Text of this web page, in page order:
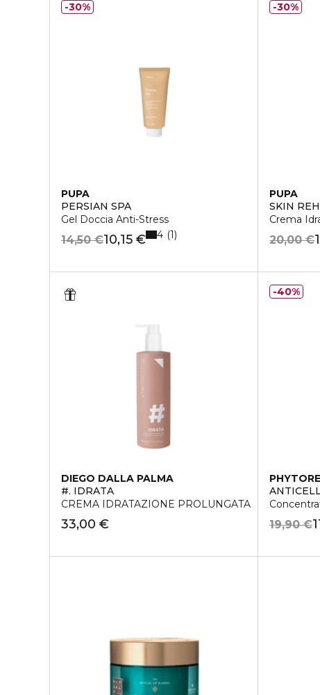
PUPA
PERSIAN SPA
Gel Doccia Anti-Stress
10,15 €
14,50 € 4 1
30%
PUPA
SKIN
Crema
20,00 €
30%
DIEGO DALLA PALMA
#. IDRATA
CREMA IDRATAZIONE PROLUNGATA
33,00 € 19,90 €
40%